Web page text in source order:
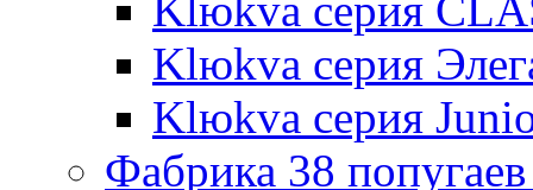
Klюkva серия
Klюkva серия
Klюkva серия
Фабрика 38